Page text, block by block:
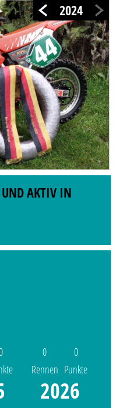
2024
UND AKTIV IN
0
Rennen
0
Punkte
2026